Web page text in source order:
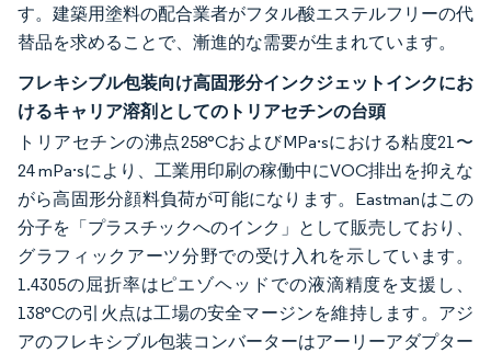
す。建築用塗料の配合業者がフタル酸エステルフリーの代
替品を求めることで、漸進的な需要が生まれています。
フレキシブル包装向け高固形分インクジェットインクにお
けるキャリア溶剤としてのトリアセチンの台頭
トリアセチンの沸点258°CおよびMPa·sにおける粘度21〜
24 mPa·sにより、工業用印刷の稼働中にVOC排出を抑えな
がら高固形分顔料負荷が可能になります。Eastmanはこの
分子を「プラスチックへのインク」として販売しており、
グラフィックアーツ分野での受け入れを示しています。
1.4305の屈折率はピエゾヘッドでの液滴精度を支援し、
138°Cの引火点は工場の安全マージンを維持します。アジ
アのフレキシブル包装コンバーターはアーリーアダプター